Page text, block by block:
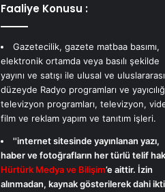
Faaliye Konusu :
Gazetecilik, gazete matbaa basımı,
elektronik ortamda veya basılı şekilde
yayını ve satışı ile ulusal ve uluslararası
düzeyde Radyo programları ve
televizyon programları, televizyon,
film ve reklam yapım ve tanıtım işleri.
''internet sitesinde yayınlanan yazı,
haber ve fotoğrafların her türlü telif
Hürtürk Medya ve Bilişim’e aittir. İzin
alınmadan, kaynak gösterilerek dahi